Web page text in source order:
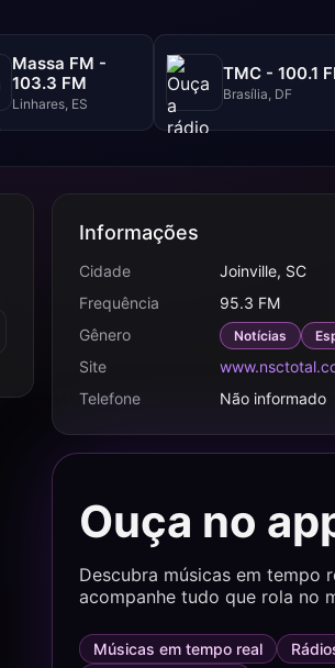
Massa FM -
103.3 FM
Linhares, ES
TMC - 100.1
Brasília, DF
Informações
Cidade
Joinville, SC
Frequência
95.3 FM
Gênero
Notícias
Site
Telefone
Não informado
Ouça no
Descubra músicas em tempo
acompanhe tudo que rola no
Músicas em tempo real